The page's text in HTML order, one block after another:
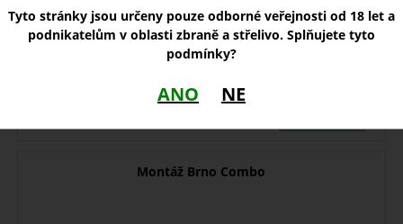
Montáž na puškohled s tubusem 30 mm, s redukcí na 25,4 mm, s
montážním rozhraním picatinny ...
Montáž Brno Combo
Tyto stránky jsou určeny pouze odborné veřejnosti od 18 let a
podnikatelům v oblasti zbraně a střelivo. Splňujete tyto
podmínky?
ANO NE